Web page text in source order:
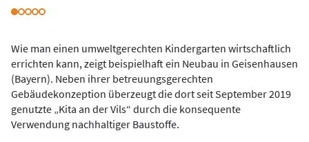
Wie man einen umweltgerechten Kindergarten wirtschaftlich
errichten kann, zeigt beispielhaft ein Neubau in Geisenhausen
(Bayern). Neben ihrer betreuungsgerechten
Gebäudekonzeption überzeugt die dort seit September 2019
genutzte „Kita an der Vils“ durch die konsequente
Verwendung nachhaltiger Baustoffe.